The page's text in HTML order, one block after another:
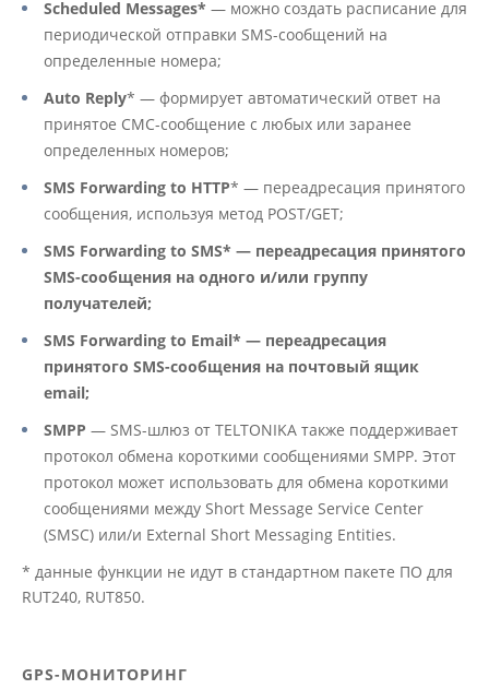
Scheduled Messages* — можно создать расписание для
периодической отправки SMS-сообщений на
определенные номера;
Auto Reply* — формирует автоматический ответ на
принятое СМС-сообщение с любых или заранее
определенных номеров;
SMS Forwarding to HTTP* — переадресация принятого
сообщения, используя метод POST/GET;
SMS Forwarding to SMS* — переадресация принятого
SMS-сообщения на одного и/или группу
получателей;
SMS Forwarding to Email* — переадресация
принятого SMS-сообщения на почтовый ящик
email;
SMPP — SMS-шлюз от TELTONIKA также поддерживает
протокол обмена короткими сообщениями SMPP. Этот
протокол может использовать для обмена короткими
сообщениями между Short Message Service Center
(SMSC) или/и External Short Messaging Entities.
* данные функции не идут в стандартном пакете ПО для
RUT240, RUT850.
GPS-МОНИТОРИНГ